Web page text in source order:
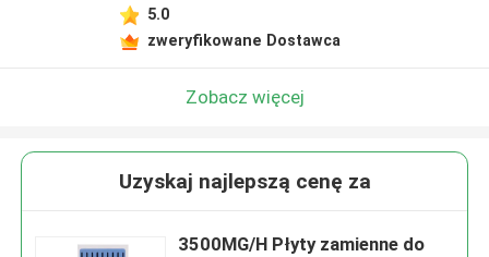
5.0
zweryfikowane Dostawca
Zobacz więcej
Uzyskaj najlepszą cenę za
3500MG/H Płyty zamienne do